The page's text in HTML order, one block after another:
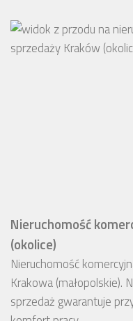
Nieruchomość
(okolice)
Nieruchomość
Krakowa (małopolskie).
sprzedaż gwarantuje